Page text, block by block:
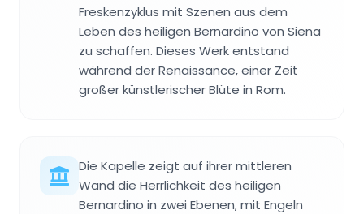
Freskenzyklus mit Szenen aus dem
Leben des heiligen Bernardino von Siena
zu schaffen. Dieses Werk entstand
während der Renaissance, einer Zeit
großer künstlerischer Blüte in Rom.
Die Kapelle zeigt auf ihrer mittleren
Wand die Herrlichkeit des heiligen
Bernardino in zwei Ebenen, mit Engeln